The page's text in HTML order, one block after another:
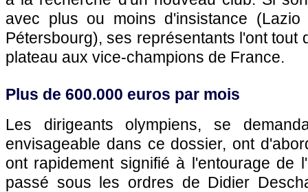
avec plus ou moins d'insistance (Lazio
Pétersbourg), ses représentants l'ont tout
plateau aux vice-champions de France.
Plus de 600.000 euros par mois
Les dirigeants olympiens, se
envisageable dans ce dossier, ont
ont rapidement signifié à l'entourage de
passé sous les ordres de Didier